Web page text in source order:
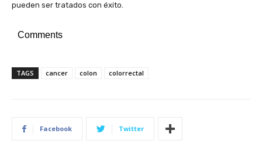
pueden ser tratados con éxito.
Comments
TAGS cancer colon colorrectal
Facebook Twitter